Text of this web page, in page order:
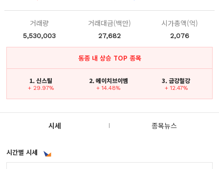
거래량
5,530,003
거래대금(백만)
27,682
시가총액(억)
2,076
동종 내 상승 TOP 종목
1. 신스틸
+ 29.97%
2. 에이치브이엠
+ 14.48%
3. 금강철강
+ 12.47%
시세 종목뉴스
시간별 시세